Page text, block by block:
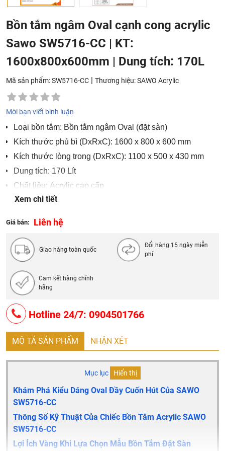
Bồn tắm ngâm Oval cạnh cong acrylic
Sawo SW5716-CC | KT:
1600x800x600mm | Dung tích: 170L
Mã sản phẩm: SW5716-CC | Thương hiệu:SAWO Acrylic
Mời bạn viết bình luận
Loại bồn tắm: Bồn tắm ngâm Oval (đặt sàn)
Kích thước phủ bì (DxRxC): 1600 x 800 x 600 mm
Kích thước lòng trong (DxRxC): 1100 x 500 x 430 mm
Dung tích: 170 Lít
Chất liệu: Acrylic cao cấp
Màu sắc: Trắng
Xem chi tiết
Giá bán: Liên hệ
Giao hàng toàn quốc
Đổi hàng 15 ngày miễn
phí
Cam kết hàng chính
hãng
Hotline 24/7: 0904501766
MÔ TẢ SẢN PHẨM NHẬN XÉT
Mục lục Hiển thị
Khám Phá Kiểu Dáng Oval Đầy Cuốn Hút Của SAWO
SW5716-CC
Thông Số Kỹ Thuật Của Chiếc Bồn Tắm Acrylic SAWO
SW5716-CC
Lợi Ích Vàng Khi Lựa Chọn Mẫu Bồn Tắm Đặt Sàn